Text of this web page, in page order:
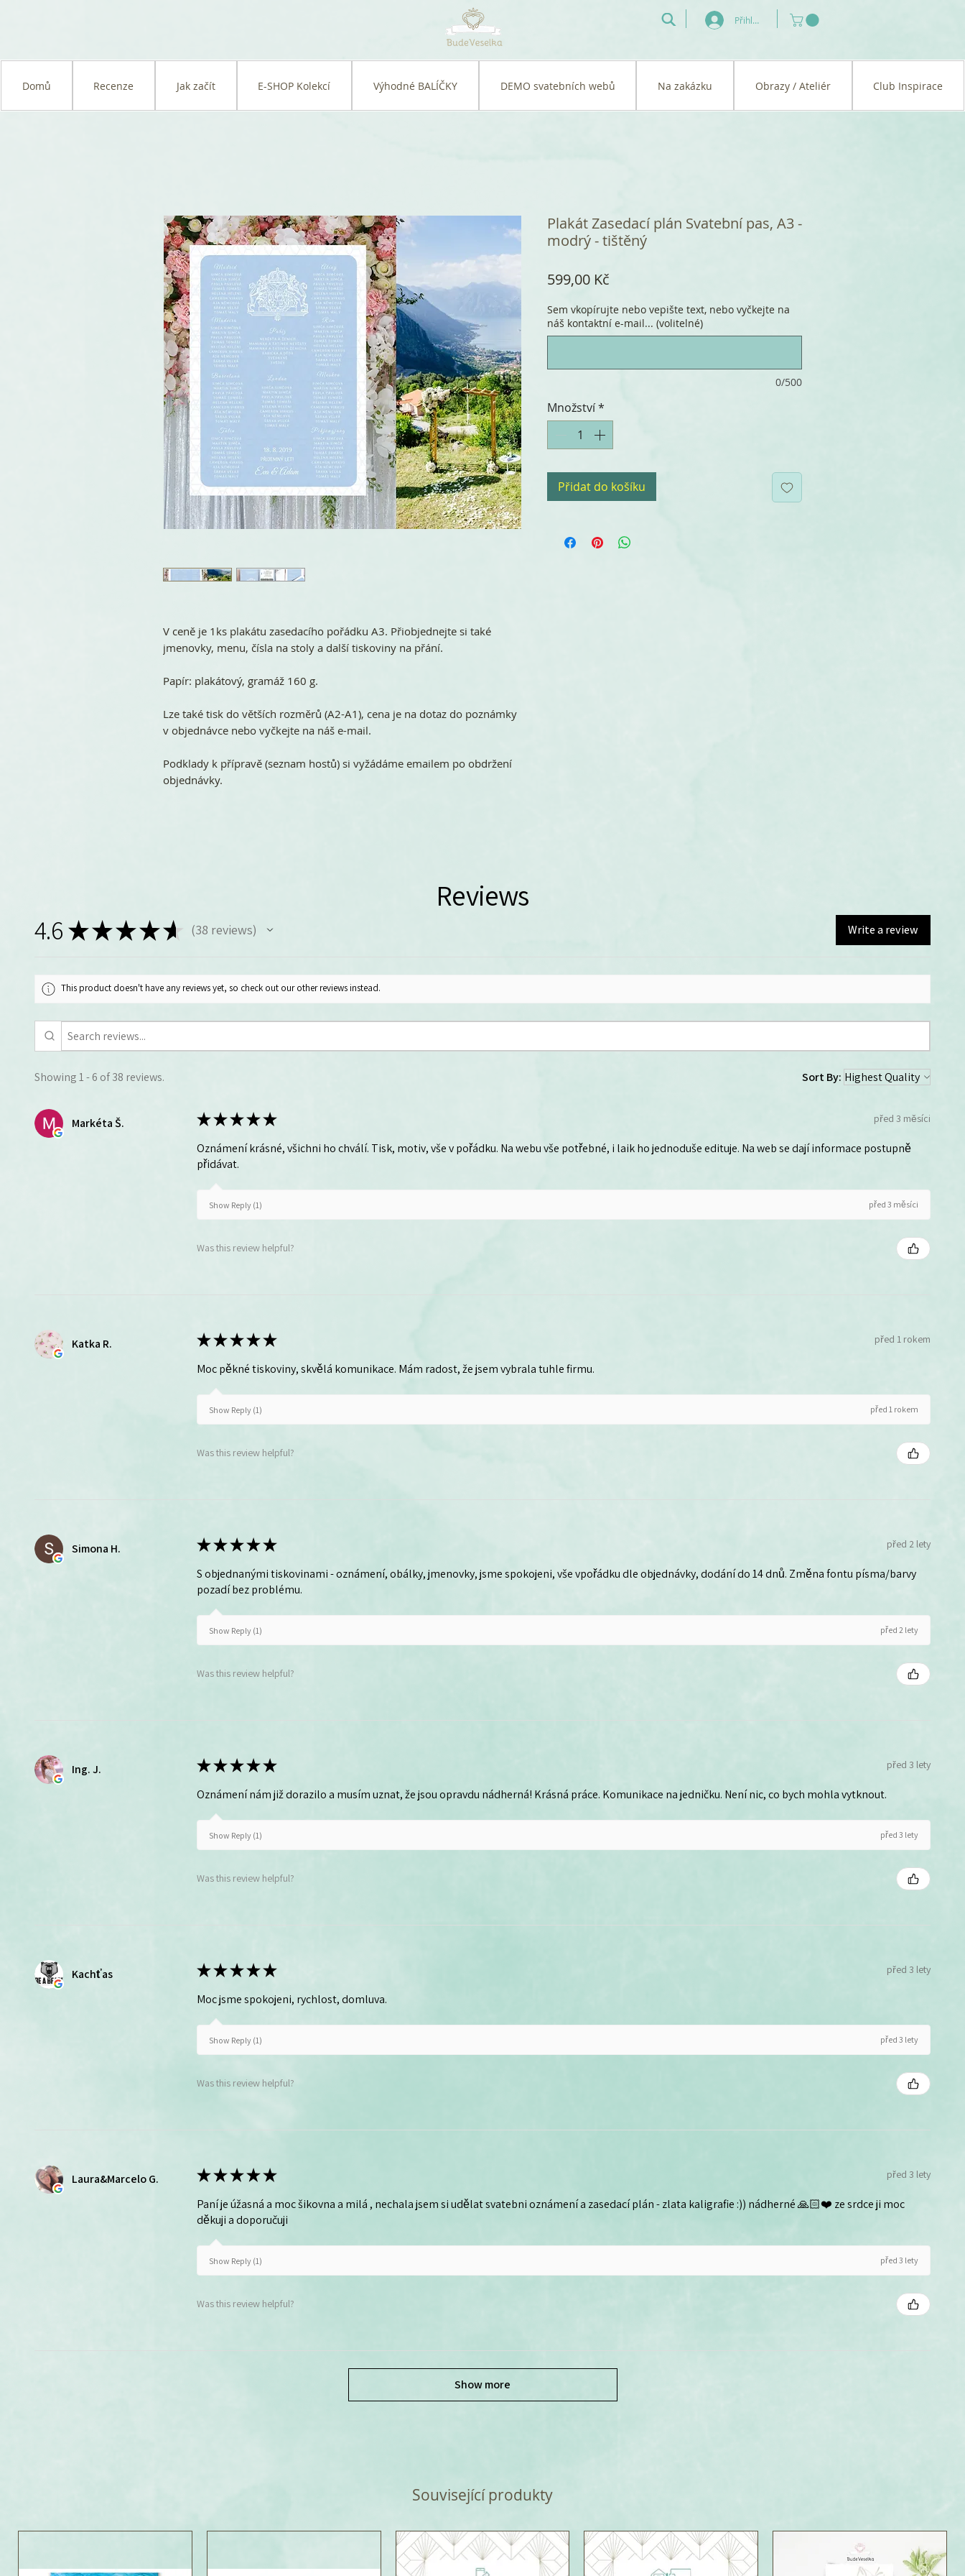
Přihlásit se
Domů Recenze Jak začít E-SHOP Kolekcí Výhodné BALÍČKY DEMO svatebních webů Na zakázku Obrazy / Ateliér Club Inspirace
V ceně je 1ks plakátu zasedacího pořádku A3. Přiobjednejte si také
jmenovky, menu, čísla na stoly a další tiskoviny na přání.
Papír: plakátový, gramáž 160 g.
Lze také tisk do větších rozměrů (A2-A1), cena je na dotaz do poznámky
v objednávce nebo vyčkejte na náš e-mail.
Podklady k přípravě (seznam hostů) si vyžádáme emailem po obdržení
objednávky.
Plakát Zasedací plán Svatební pas, A3 -
modrý - tištěný
599,00 Kč
Sem vkopírujte nebo vepište text, nebo vyčkejte na
náš kontaktní e-mail... (volitelné)
0/500
Množství*
Přidat do košíku
Reviews
4.6 ★★★★★ 38 reviews
38 Write a review
This product doesn't have any reviews yet, so check out our other reviews instead.
Showing 1 - 6 of 38 reviews. Sort By:
Markéta Š. ★★★★★ před 3 měsíci
Oznámení krásné, všichni ho chválí. Tisk, motiv, vše v pořádku. Na webu vše potřebné, i laik ho jednoduše edituje. Na web se dají informace postupně
přidávat.
Show Reply (1) před 3 měsíci
Was this review helpful?
Katka R. ★★★★★ před 1 rokem
Moc pěkné tiskoviny, skvělá komunikace. Mám radost, že jsem vybrala tuhle firmu.
Show Reply (1) před 1 rokem
Was this review helpful?
Simona H. ★★★★★ před 2 lety
S objednanými tiskovinami - oznámení, obálky, jmenovky, jsme spokojeni, vše vpořádku dle objednávky, dodání do 14 dnů. Změna fontu písma/barvy
pozadí bez problému.
Show Reply (1) před 2 lety
Was this review helpful?
Ing. J. ★★★★★ před 3 lety
Oznámení nám již dorazilo a musím uznat, že jsou opravdu nádherná! Krásná práce. Komunikace na jedničku. Není nic, co bych mohla vytknout.
Show Reply (1) před 3 lety
Was this review helpful?
Kachťas ★★★★★ před 3 lety
Moc jsme spokojeni, rychlost, domluva.
Show Reply (1) před 3 lety
Was this review helpful?
Laura&Marcelo G. ★★★★★ před 3 lety
Paní je úžasná a moc šikovna a milá , nechala jsem si udělat svatebni oznámení a zasedací plán - zlata kaligrafie :)) nádherné 🙏🏻❤️ ze srdce ji moc
děkuji a doporučuji
Show Reply (1) před 3 lety
Was this review helpful?
Show more
Související produkty